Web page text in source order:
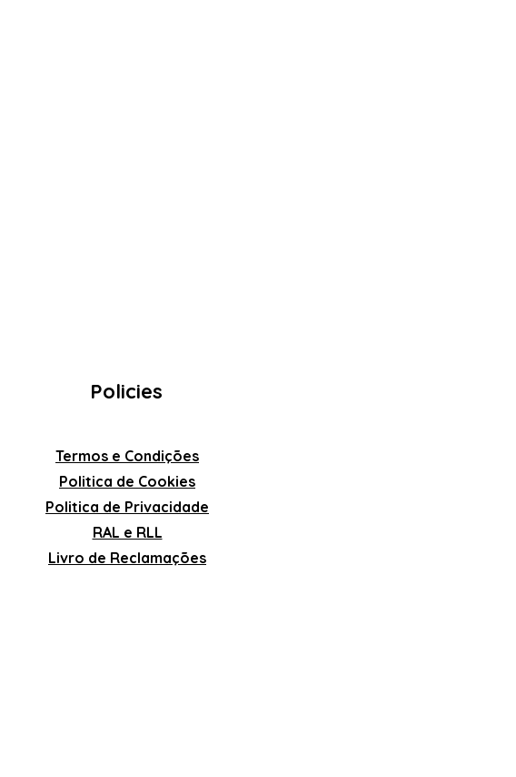
Policies
Termos e Condições
Politica de Cookies
Politica de Privacidade
RAL e RLL
Livro de Reclamações